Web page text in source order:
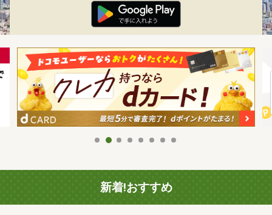
新着!おすすめ